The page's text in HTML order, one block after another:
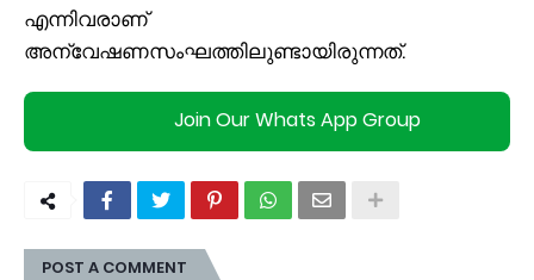
എന്നിവരാണ്
അന്വേഷണസംഘത്തിലുണ്ടായിരുന്നത്.
Join Our Whats App Group
POST A COMMENT